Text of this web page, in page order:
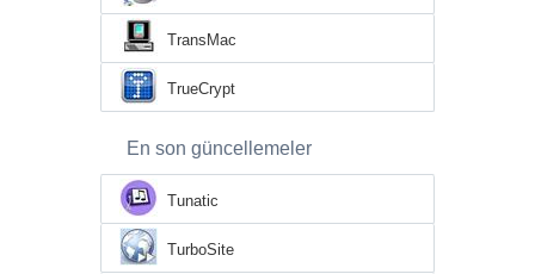
TransMac
TrueCrypt
En son güncellemeler
Tunatic
TurboSite